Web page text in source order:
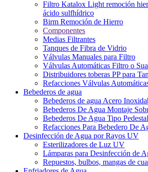
Filtro Katalox Light remoción
ácido sulfhídrico
Birm Remoción de Hierro
Componentes
Medias Filtrantes
Tanques de Fibra de Vidrio
Válvulas Manuales para Filtro
Válvulas Automáticas Filtro o
Distribuidores toberas PP para
Refacciones Válvulas
Bebederos de agua
Bebederos de agua Acero
Bebederos De Agua Montaje
Bebederos De Agua Tipo Pedestal
Refacciones Para Bebedero De
Desinfección de Agua por Rayos UV
Esterilizadores de Luz UV
Lámparas para Desinfección de
Repuestos, bulbos, mangas de